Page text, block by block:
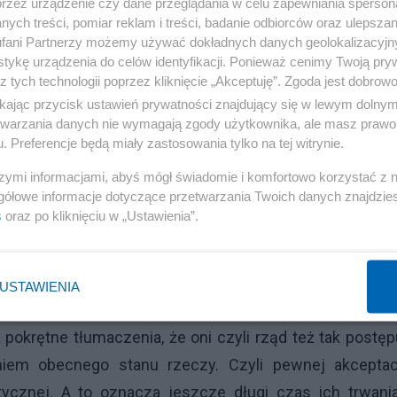
domagając się jego usunięcia. Czy była inna
część osób uznała, że jest to poziom rynsztoka i nie
nie jest dobrym doradcą. Szczególnie tyczy
do szacunku, uczciwości czy poszanowania,
wygłaszać orędzia, z których i tak nic nie
powinien jako trzecia osoba w państwie,
sądy ważniejsze, bo tu łamie się demokrację.
godzi się w godność i dobre imię człowieka. A to o
opozycji po raz kolejny dobitnie pokazuje, że
własnych grup, za wszelką cenę, wszelkimi
nawet najtańszymi metodami, byleby
tak dlatego, że właśnie milczenie do tego
tłumaczenia, że oni czyli rząd też tak
obecnego stanu rzeczy. Czyli pewnej
A to oznacza jeszcze długi czas ich
treści, pomiar reklam i treści, badanie odbiorców oraz
Partnerzy możemy używać dokładnych danych
urządzenia do celów identyfikacji. Ponieważ cenimy Twoją
tych technologii poprzez kliknięcie „Akceptuję”. Zgoda jest
przycisk ustawień prywatności znajdujący się w lewym
danych nie wymagają zgody użytkownika, ale masz
Preferencje będą miały zastosowania tylko na tej witrynie.
informacjami, abyś mógł świadomie i komfortowo korzystać z
informacje dotyczące przetwarzania Twoich danych
oraz po kliknięciu w „Ustawienia”.
USTAWIENIA